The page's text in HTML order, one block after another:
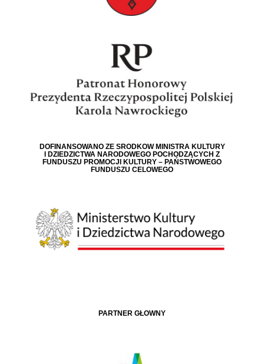
DOFINANSOWANO ZE ŚRODKÓW MINISTRA KULTURY
I DZIEDZICTWA NARODOWEGO POCHODZĄCYCH Z
FUNDUSZU PROMOCJI KULTURY – PAŃSTWOWEGO
FUNDUSZU CELOWEGO
PARTNER GŁÓWNY